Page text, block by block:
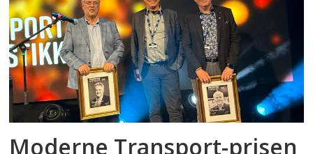
Moderne Transport-prisen